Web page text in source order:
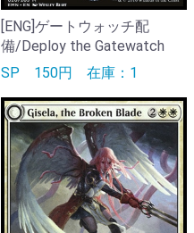
[ENG]ゲートウォッチ配
備/Deploy the Gatewatch
SP 150円 在庫：1